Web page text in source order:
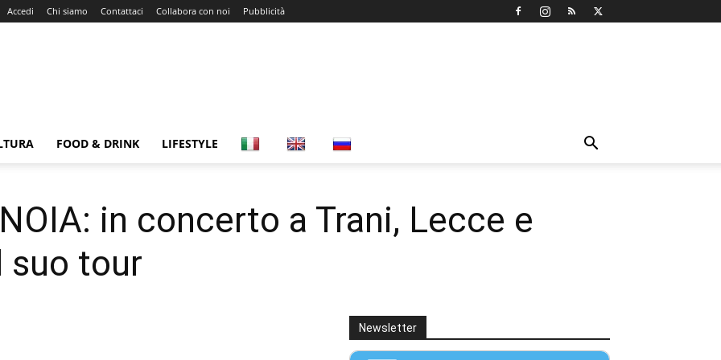
Accedi Chi siamo Contattaci Collabora con noi Pubblicità
FOOD & DRINK LIFESTYLE
in concerto a Trani, Lecce e
suo tour
Newsletter